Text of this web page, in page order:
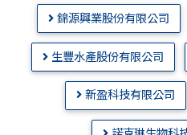
錦源興業股份有限公司
生豐水產股份有限公司
新盈科技有限公司